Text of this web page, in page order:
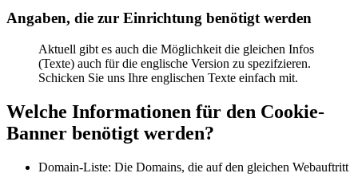
Angaben, die zur Einrichtung benötigt werden
Aktuell gibt es auch die Möglichkeit die gleichen Infos
(Texte) auch für die englische Version zu spezifzieren.
Schicken Sie uns Ihre englischen Texte einfach mit.
Welche Informationen für den Cookie-
Banner benötigt werden?
Domain-Liste: Die Domains, die auf den gleichen Webauftritt